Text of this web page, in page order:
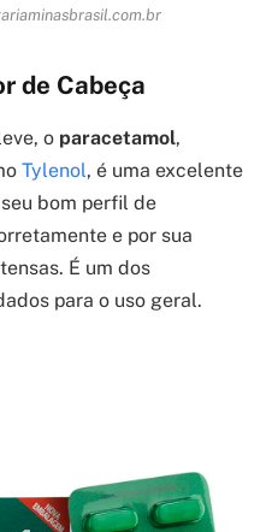
de Cabeça
o paracetamol,
Tylenol, é uma excelente
bom perfil de
e por sua
É um dos
para o uso geral.